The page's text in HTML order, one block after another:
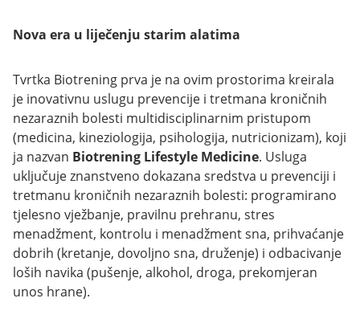
Nova era u liječenju starim alatima
Tvrtka Biotrening prva je na ovim prostorima kreirala
je inovativnu uslugu prevencije i tretmana kroničnih
nezaraznih bolesti multidisciplinarnim pristupom
(medicina, kineziologija, psihologija, nutricionizam), koji
ja nazvan Biotrening Lifestyle Medicine. Usluga
uključuje znanstveno dokazana sredstva u prevenciji i
tretmanu kroničnih nezaraznih bolesti: programirano
tjelesno vježbanje, pravilnu prehranu, stres
menadžment, kontrolu i menadžment sna, prihvaćanje
dobrih (kretanje, dovoljno sna, druženje) i odbacivanje
loših navika (pušenje, alkohol, droga, prekomjeran
unos hrane).